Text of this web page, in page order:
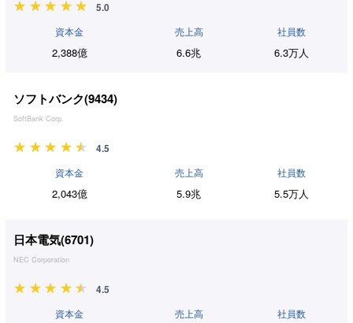
5.0
資本金
2,388億
売上高
6.6兆
社員数
6.3万人
ソフトバンク(9434)
SoftBank Corp.
4.5
資本金
2,043億
売上高
5.9兆
社員数
5.5万人
日本電気(6701)
NEC Corporation
4.5
資本金 売上高 社員数